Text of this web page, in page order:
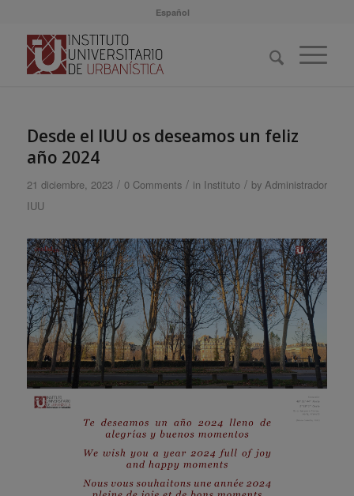
Español
Desde el IUU os deseamos un feliz
año 2024
21 diciembre, 2023 / 0 Comments / in Instituto / by Administrador
IUU